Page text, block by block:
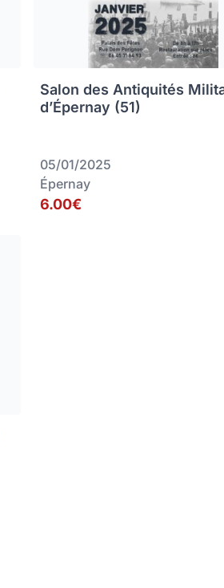
Salon des Antiquités
d’Épernay (51)
05/01/2025
Épernay
6.00€